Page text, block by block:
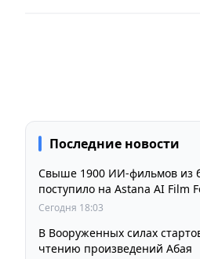
Последние новости
Свыше 1900 ИИ-фильмов из
поступило на Astana AI Film
Сегодня 18:03
В Вооруженных силах
чтению произведений Абая